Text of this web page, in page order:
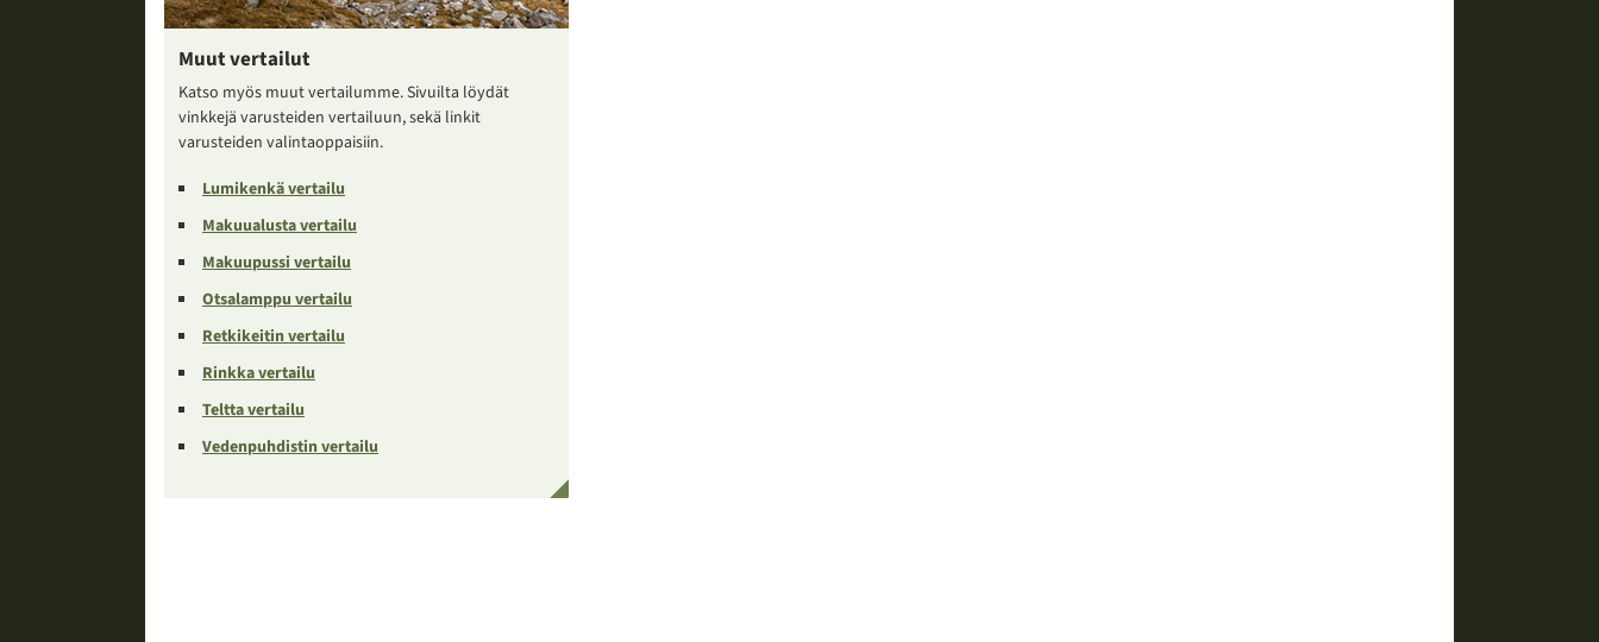
Muut vertailut
Katso myös muut vertailumme. Sivuilta löydät
vinkkejä varusteiden vertailuun, sekä linkit
varusteiden valintaoppaisiin.
Lumikenkä vertailu
Makuualusta vertailu
Makuupussi vertailu
Otsalamppu vertailu
Retkikeitin vertailu
Rinkka vertailu
Teltta vertailu
Vedenpuhdistin vertailu